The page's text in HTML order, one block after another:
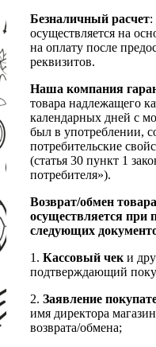
Безналичный расчет:
осуществляется на
на оплату после
реквизитов.
Наша компания
товара надлежащего
календарных дней с
был в употреблении,
потребительские
(статья 30 пункт 1
потребителя»).
Возврат/обмен
осуществляется при
следующих
1. Кассовый чеки
подтверждающий
2. Заявление
имя директора
возврата/обмена;